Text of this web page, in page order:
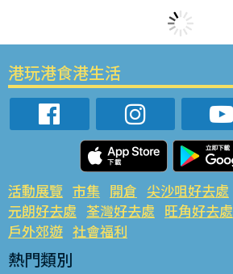
港玩港食港生活
活動展覽 市集 開倉 尖沙咀好去處
元朗好去處 荃灣好去處 旺角好去處
戶外郊遊 社會福利
熱門類別